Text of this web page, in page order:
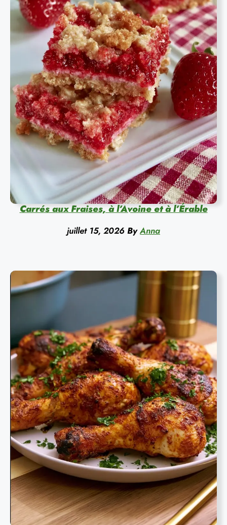
Carrés aux Fraises, à l’Avoine et à l’Érable
juillet 15, 2026 By Anna